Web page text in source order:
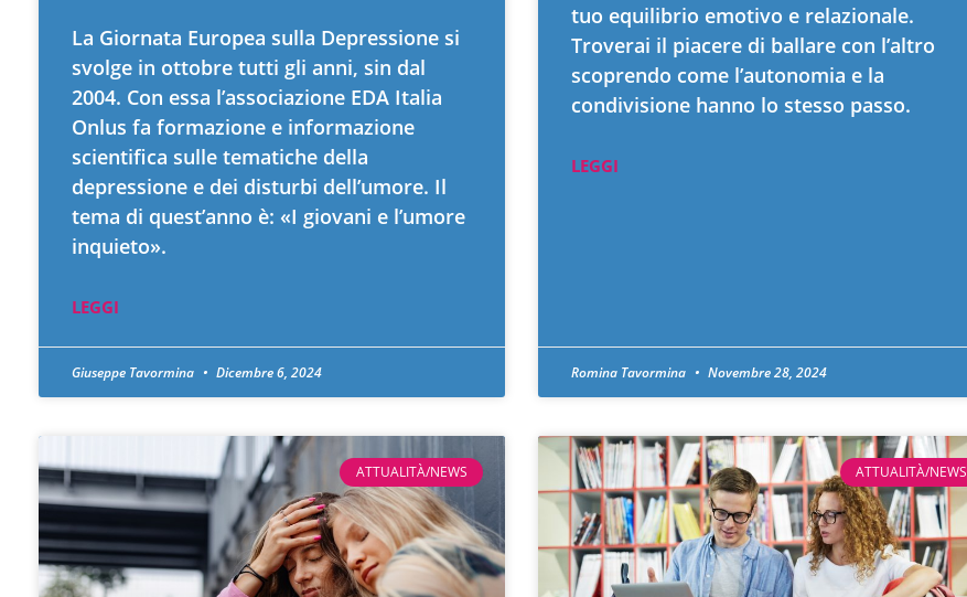
La Giornata Europea sulla Depressione si
svolge in ottobre tutti gli anni, sin dal
2004. Con essa l’associazione EDA Italia
Onlus fa formazione e informazione
scientifica sulle tematiche della
depressione e dei disturbi dell’umore. Il
tema di quest’anno è: «I giovani e l’umore
inquieto».
LEGGI
Giuseppe Tavormina Dicembre 6, 2024
tuo equilibrio emotivo e relazionale.
Troverai il piacere di ballare con l’altro
scoprendo come l’autonomia e la
condivisione hanno lo stesso passo.
LEGGI
Romina Tavormina Novembre 28, 2024
ATTUALITÀ/NEWS ATTUALITÀ/NEWS